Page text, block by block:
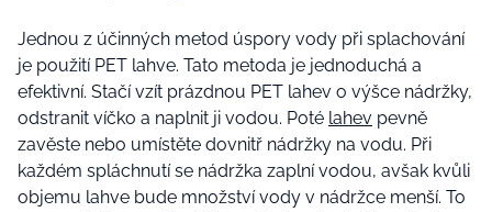
Jednou z účinných metod úspory vody při splachování
je použití PET lahve. Tato metoda je jednoduchá a
efektivní. Stačí vzít prázdnou PET lahev o výšce nádržky,
odstranit víčko a naplnit ji vodou. Poté lahev pevně
zavěste nebo umístěte dovnitř nádržky na vodu. Při
každém spláchnutí se nádržka zaplní vodou, avšak kvůli
objemu lahve bude množství vody v nádržce menší. To